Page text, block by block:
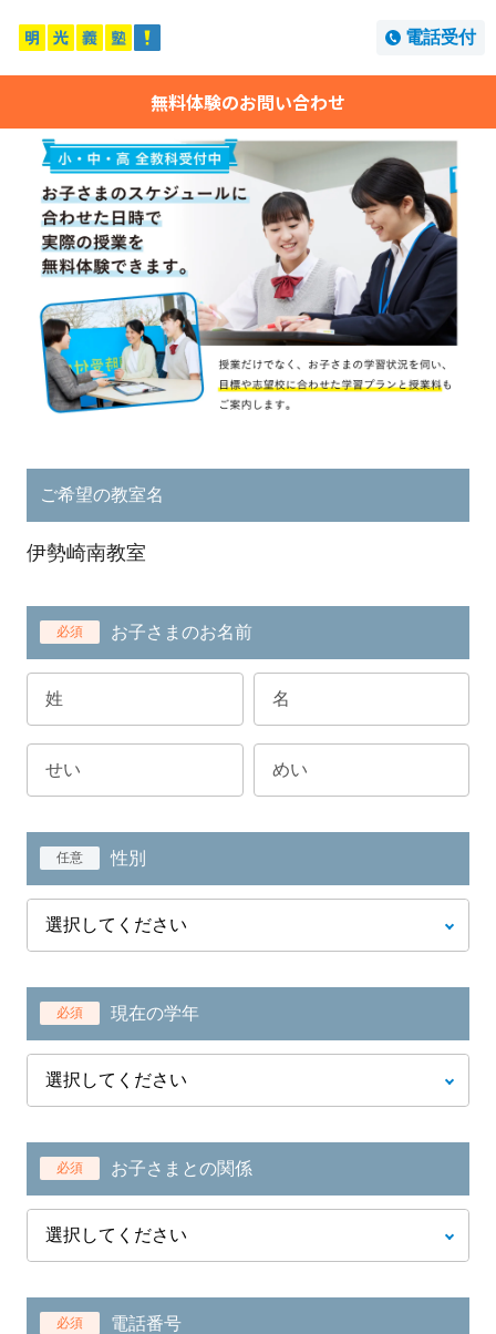
電話受付
無料体験のお問い合わせ
ご希望の教室名
伊勢崎南教室
必須 お子さまのお名前
任意 性別
必須 現在の学年
必須 お子さまとの関係
必須 電話番号